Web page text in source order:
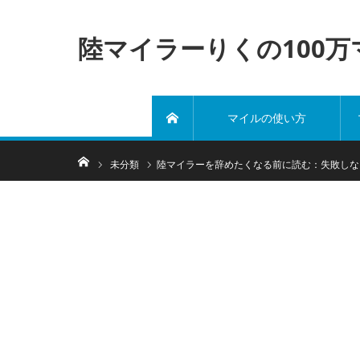
陸マイラーりくの100
マイルの使い方
ホーム未分類 陸マイラーを辞めたくなる前に読む：失敗し